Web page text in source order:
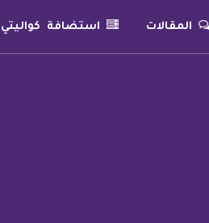
المقالات استضافة كواليتي